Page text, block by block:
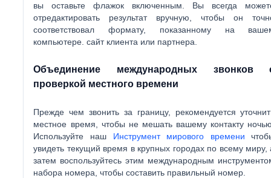
вы оставьте флажок включенным. Вы всегда
отредактировать результат вручную, чтобы он
соответствовал формату, показанному на
компьютере. сайт клиента или партнера.
Объединение международных звонков
проверкой местного времени
Прежде чем звонить за границу, рекомендуется
местное время, чтобы не мешать вашему контакту
Используйте наш Инструмент мирового времени
увидеть текущий время в крупных городах по всему миру,
затем воспользуйтесь этим международным
набора номера, чтобы составить правильный номер.